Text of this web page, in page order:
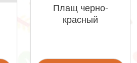
Плащ черно-
красный